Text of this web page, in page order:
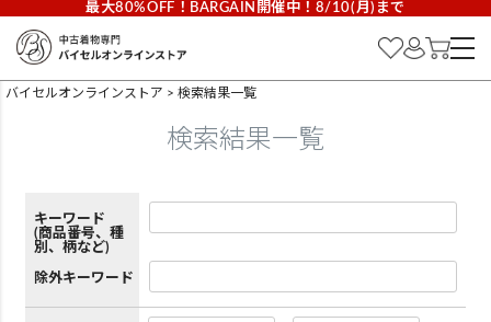
最大80%OFF！BARGAIN開催中！8/10(月)まで
バイセルオンラインストア 検索結果一覧
検索結果一覧
キーワード
(商品番号、種
別、柄など)
除外キーワード